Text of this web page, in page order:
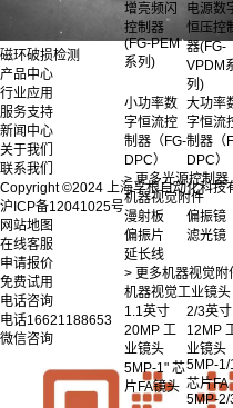
增亮频闪
控制器
(FG-PEM
系列)
电源数
恒压控
器(FG-
VPDM
列)
小功率数
字恒流控
制器（FG-
DPC）
大功率
字恒流
制器（
DPC）
> 更多光源控制器
机器视觉附件
漫射板
偏振镜
偏振片
滤光镜
延长线
> 更多机器视觉附
机器视觉工业镜头
1.1英寸
20MP 工
业镜头
2/3英寸
12MP
业镜头
5MP-1" 芯
片FA镜头
5MP-1/
芯片FA
5MP-2/
磁环破损检测
产品中心
行业应用
服务支持
新闻中心
关于我们
联系我们
Copyright ©2024 上海孚根自动化科技
沪ICP备12041025号
网站地图
在线客服
申请报价
免费试用
电话咨询
电话16621188653
微信咨询